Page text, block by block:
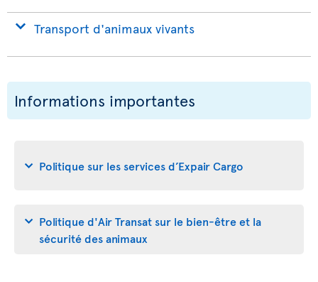
Transport d'animaux vivants
Informations importantes
Politique sur les services d’Expair Cargo
Politique d'Air Transat sur le bien-être et la
sécurité des animaux